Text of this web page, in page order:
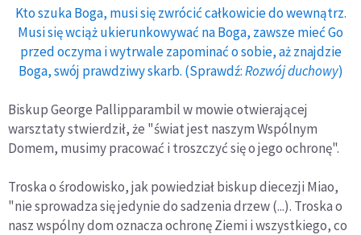
Kto szuka Boga, musi się zwrócić całkowicie do wewnątrz.
Musi się wciąż ukierunkowywać na Boga, zawsze mieć Go
przed oczyma i wytrwale zapominać o sobie, aż znajdzie
Boga, swój prawdziwy skarb. (Sprawdź:Rozwój duchowy)
Biskup George Pallipparambil w mowie otwierającej
warsztaty stwierdził, że "świat jest naszym Wspólnym
Domem, musimy pracować i troszczyć się o jego ochronę".
Troska o środowisko, jak powiedział biskup diecezji Miao,
"nie sprowadza się jedynie do sadzenia drzew (...). Troska o
nasz wspólny dom oznacza ochronę Ziemi i wszystkiego, co